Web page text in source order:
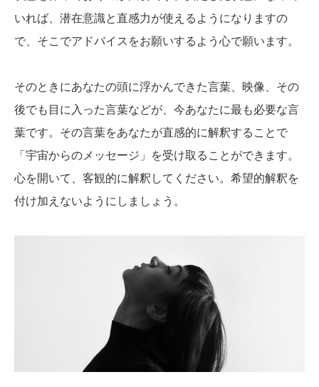
いれば、潜在意識と直感力が使えるようになりますの
で、そこでアドバイスをお願いするよう心で願います。
そのときにあなたの頭に浮かんできた言葉、映像、その
後でも目に入った言葉などが、今あなたに最も必要な言
葉です。その言葉をあなたが直感的に解釈することで
「宇宙からのメッセージ」を受け取ることができます。
心を開いて、客観的に解釈してください。希望的解釈を
付け加えないようにしましょう。